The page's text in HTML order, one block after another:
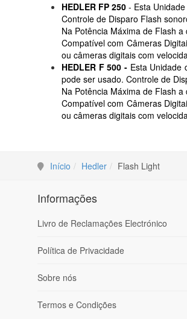
HEDLER FP 250 - Esta Unidade
Controle de Disparo Flash
Na Potência Máxima de Flash
Compatível com Câmeras
ou câmeras digitais com
HEDLER F 500 - Esta Unidade
pode ser usado. Controle de
Na Potência Máxima de Flash
Compatível com Câmeras
ou câmeras digitais com
Início Hedler Flash Light
Informações
Livro de Reclamações Electrónico
Política de Privacidade
Sobre nós
Termos e Condições